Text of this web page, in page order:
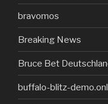
bravomos
Breaking News
Bruce Bet
buffalo-blitz-